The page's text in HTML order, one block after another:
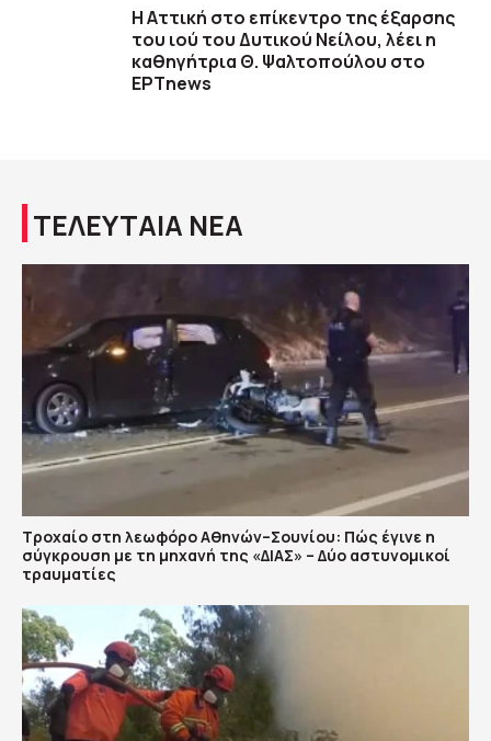
Η Αττική στο επίκεντρο της έξαρσης
του ιού του Δυτικού Νείλου, λέει η
καθηγήτρια Θ. Ψαλτοπούλου στο
ΕΡΤnews
ΤΕΛΕΥΤΑΙΑ ΝΕΑ
Τροχαίο στη λεωφόρο Αθηνών–Σουνίου: Πώς έγινε η
σύγκρουση με τη μηχανή της «ΔΙΑΣ» – Δύο αστυνομικοί
τραυματίες